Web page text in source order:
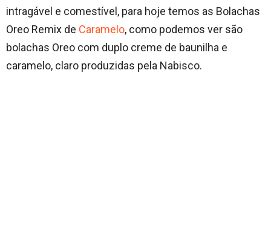
intragável e comestível, para hoje temos as Bolachas
Oreo Remix de Caramelo, como podemos ver são
bolachas Oreo com duplo creme de baunilha e
caramelo, claro produzidas pela Nabisco.